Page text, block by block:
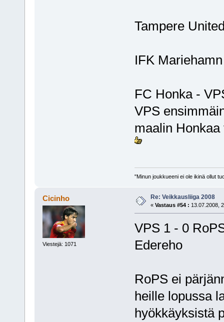
Tampere
IFK
FC Honka -
VPS
maalin
"Minun joukkueeni ei ole ikinä ollut
Cicinho
Viestejä: 1071
Re: Veikkausliiga 2008
« Vastaus #54 : 13.07.2008,
VPS 1 - 0
Edereho
RoPS ei
heille lopussa
hyökkäyksistä